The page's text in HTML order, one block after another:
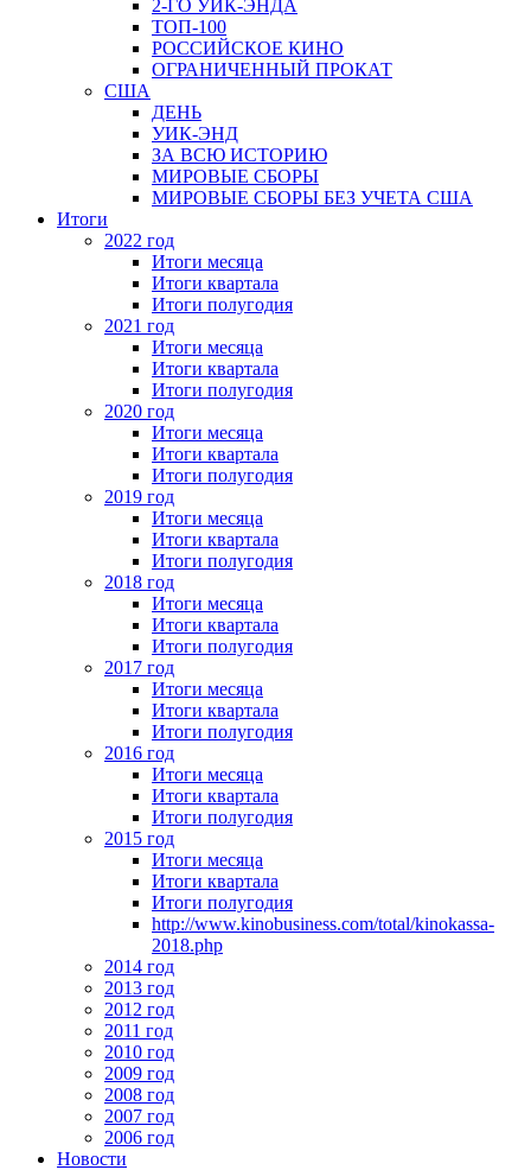
2-ГО УИК-ЭНДА
ТОП-100
РОССИЙСКОЕ КИНО
ОГРАНИЧЕННЫЙ ПРОКАТ
США
ДЕНЬ
УИК-ЭНД
ЗА ВСЮ ИСТОРИЮ
МИРОВЫЕ СБОРЫ
МИРОВЫЕ СБОРЫ БЕЗ УЧЕТА США
Итоги
2022 год
Итоги месяца
Итоги квартала
Итоги полугодия
2021 год
Итоги месяца
Итоги квартала
Итоги полугодия
2020 год
Итоги месяца
Итоги квартала
Итоги полугодия
2019 год
Итоги месяца
Итоги квартала
Итоги полугодия
2018 год
Итоги месяца
Итоги квартала
Итоги полугодия
2017 год
Итоги месяца
Итоги квартала
Итоги полугодия
2016 год
Итоги месяца
Итоги квартала
Итоги полугодия
2015 год
Итоги месяца
Итоги квартала
Итоги полугодия
http://www.kinobusiness.com/total/kinokassa-
2018.php
2014 год
2013 год
2012 год
2011 год
2010 год
2009 год
2008 год
2007 год
2006 год
Новости